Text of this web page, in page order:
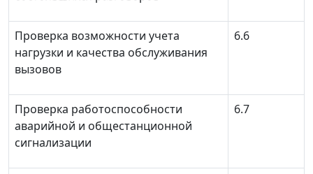
Проверка возможности учета
нагрузки и качества обслуживания
вызовов
6.6
Проверка работоспособности
аварийной и общестанционной
сигнализации
6.7